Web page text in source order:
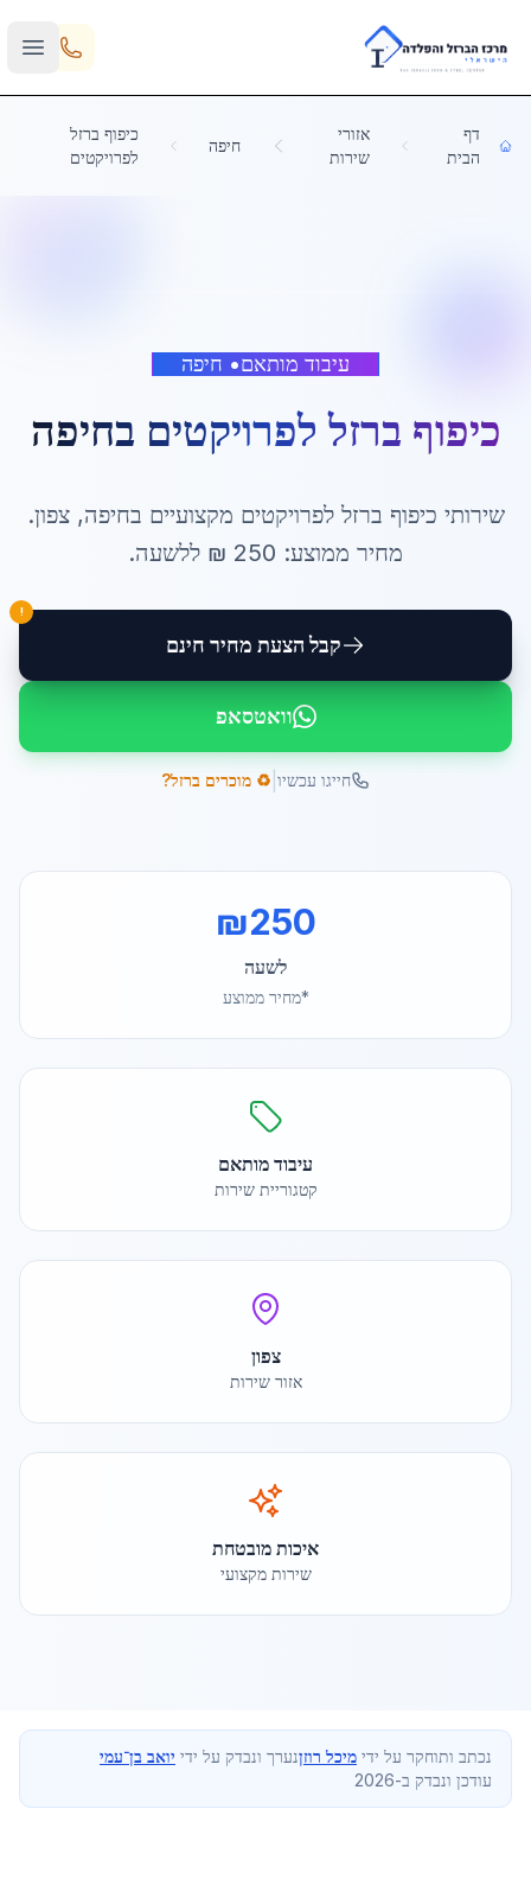
Skip to main content
דף
הבית
אזורי
שירות
חיפה
כיפוף ברזל
לפרויקטים
עיבוד מותאם• חיפה
כיפוף ברזל לפרויקטים בחיפה
שירותי כיפוף ברזל לפרויקטים מקצועיים בחיפה,צפון.
מחיר ממוצע: 250 ₪ ללשעה.
קבל הצעת מחיר חינם
!
וואטסאפ
חייגו עכשיו ♻️ מוכרים ברזל?
₪250
לשעה
*מחיר ממוצע
עיבוד מותאם
קטגוריית שירות
צפון
אזור שירות
איכות מובטחת
שירות מקצועי
נכתב ותוחקר על ידי מיכל רוזןנערך ונבדק על ידי יואב בן־עמי
עודכן ונבדק ב-2026